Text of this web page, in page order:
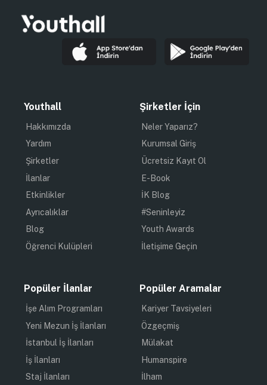
Youthall
Hakkımızda
Yardım
Şirketler
İlanlar
Etkinlikler
Ayrıcalıklar
Blog
Öğrenci Kulüpleri
Şirketler İçin
Neler Yaparız?
Kurumsal Giriş
Ücretsiz Kayıt Ol
E-Book
İK Blog
#Seninleyiz
Youth Awards
İletişime Geçin
Popüler İlanlar
İşe Alım Programları
Yeni Mezun İş İlanları
İstanbul İş İlanları
İş İlanları
Staj İlanları
Popüler Aramalar
Kariyer Tavsiyeleri
Özgeçmiş
Mülakat
Humanspire
İlham